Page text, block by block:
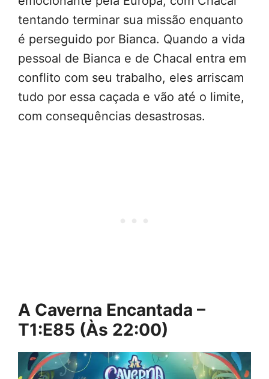
tentando terminar sua missão enquanto
é perseguido por Bianca. Quando a vida
pessoal de Bianca e de Chacal entra em
conflito com seu trabalho, eles arriscam
tudo por essa caçada e vão até o limite,
com consequências desastrosas.
A Caverna Encantada –
T1:E85 (Às 22:00)